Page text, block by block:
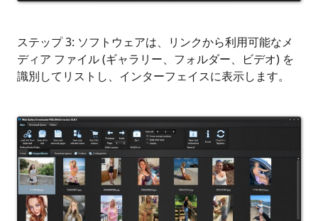
ステップ 3: ソフトウェアは、リンクから利用可能なメ
ディア ファイル (ギャラリー、フォルダー、ビデオ) を
識別してリストし、インターフェイスに表示します。